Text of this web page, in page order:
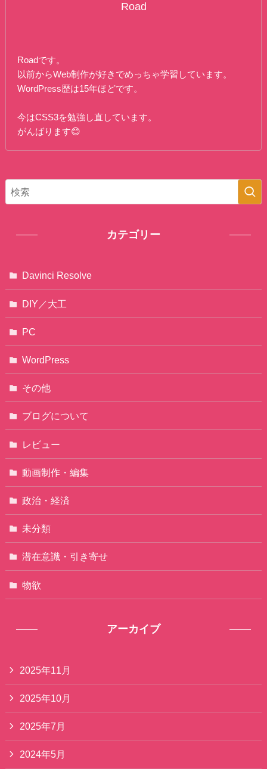
Road
Roadです。
以前からWeb制作が好きでめっちゃ学習しています。
WordPress歴は15年ほどです。
今はCSS3を勉強し直しています。
がんばります😊
カテゴリー
Davinci Resolve
DIY／大工
PC
WordPress
その他
ブログについて
レビュー
動画制作・編集
政治・経済
未分類
潜在意識・引き寄せ
物欲
アーカイブ
2025年11月
2025年10月
2025年7月
2024年5月